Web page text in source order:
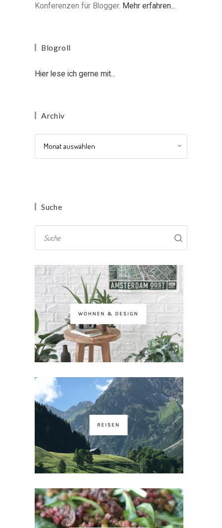
Konferenzen für Blogger. Mehr erfahren...
Blogroll
Hier lese ich gerne mit...
Archiv
Suche